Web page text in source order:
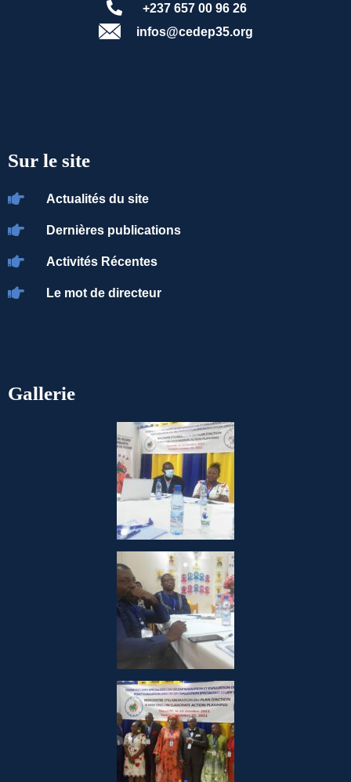
+237 657 00 96 26
infos@cedep35.org
Sur le site
Actualités du site
Dernières publications
Activités Récentes
Le mot de directeur
Gallerie